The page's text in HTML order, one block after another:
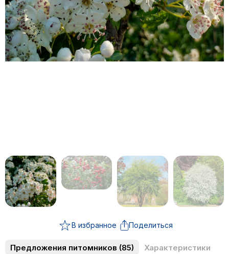
В избранное Поделиться
Предложения питомников (85)
Характеристики